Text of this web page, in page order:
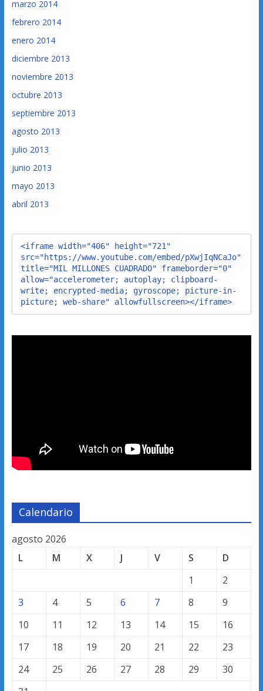
marzo 2014
febrero 2014
enero 2014
diciembre 2013
noviembre 2013
octubre 2013
septiembre 2013
agosto 2013
julio 2013
junio 2013
mayo 2013
abril 2013
<iframe width="406" height="721"
src="https://www.youtube.com/embed/pXwjIqNCaJo"
title="MIL MILLONES CUADRADO" frameborder="0"
allow="accelerometer; autoplay; clipboard-
write; encrypted-media; gyroscope; picture-in-
picture; web-share" allowfullscreen></iframe>
Calendario
agosto 2026
L
M X J V S
D
1
2
3
4 5 6 7 8
9
10
11 12 13 14 15
16
17
18 19 20 21 22
23
24
25 26 27 28 29
30